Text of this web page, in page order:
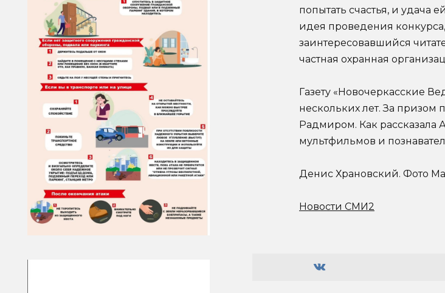
попытать счастья, и удача
идея проведения
заинтересовавшийся
частная охранная
Газету «Новочеркасские
нескольких лет. За
Радмиром. Как рассказала
мультфильмов и
Денис Храновский. Фото
Новости СМИ2